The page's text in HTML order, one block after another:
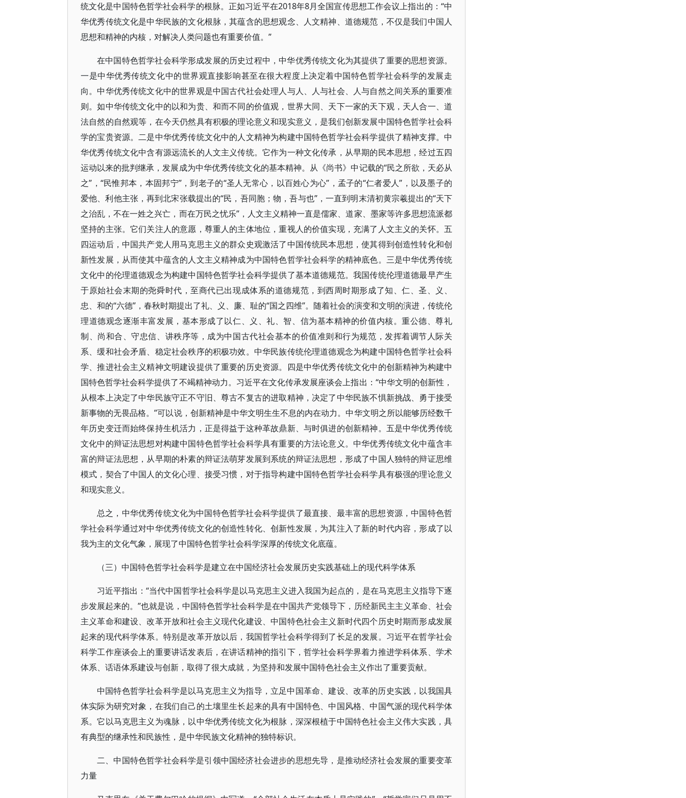
统文化是中国特色哲学社会科学的根脉。正如习近平在2018年8月全国宣传思想工作会议上指出的：“中
华优秀传统文化是中华民族的文化根脉，其蕴含的思想观念、人文精神、道德规范，不仅是我们中国人
思想和精神的内核，对解决人类问题也有重要价值。”
在中国特色哲学社会科学形成发展的历史过程中，中华优秀传统文化为其提供了重要的思想资源。
一是中华优秀传统文化中的世界观直接影响甚至在很大程度上决定着中国特色哲学社会科学的发展走
向。中华优秀传统文化中的世界观是中国古代社会处理人与人、人与社会、人与自然之间关系的重要准
则。如中华传统文化中的以和为贵、和而不同的价值观，世界大同、天下一家的天下观，天人合一、道
法自然的自然观等，在今天仍然具有积极的理论意义和现实意义，是我们创新发展中国特色哲学社会科
学的宝贵资源。二是中华优秀传统文化中的人文精神为构建中国特色哲学社会科学提供了精神支撑。中
华优秀传统文化中含有源远流长的人文主义传统。它作为一种文化传承，从早期的民本思想，经过五四
运动以来的批判继承，发展成为中华优秀传统文化的基本精神。从《尚书》中记载的“民之所欲，天必从
之”，“民惟邦本，本固邦宁”，到老子的“圣人无常心，以百姓心为心”，孟子的“仁者爱人”，以及墨子的
爱他、利他主张，再到北宋张载提出的“民，吾同胞；物，吾与也”，一直到明末清初黄宗羲提出的“天下
之治乱，不在一姓之兴亡，而在万民之忧乐”，人文主义精神一直是儒家、道家、墨家等许多思想流派都
坚持的主张。它们关注人的意愿，尊重人的主体地位，重视人的价值实现，充满了人文主义的关怀。五
四运动后，中国共产党人用马克思主义的群众史观激活了中国传统民本思想，使其得到创造性转化和创
新性发展，从而使其中蕴含的人文主义精神成为中国特色哲学社会科学的精神底色。三是中华优秀传统
文化中的伦理道德观念为构建中国特色哲学社会科学提供了基本道德规范。我国传统伦理道德最早产生
于原始社会末期的尧舜时代，至商代已出现成体系的道德规范，到西周时期形成了知、仁、圣、义、
忠、和的“六德”，春秋时期提出了礼、义、廉、耻的“国之四维”。随着社会的演变和文明的演进，传统伦
理道德观念逐渐丰富发展，基本形成了以仁、义、礼、智、信为基本精神的价值内核。重公德、尊礼
制、尚和合、守忠信、讲秩序等，成为中国古代社会基本的价值准则和行为规范，发挥着调节人际关
系、缓和社会矛盾、稳定社会秩序的积极功效。中华民族传统伦理道德观念为构建中国特色哲学社会科
学、推进社会主义精神文明建设提供了重要的历史资源。四是中华优秀传统文化中的创新精神为构建中
国特色哲学社会科学提供了不竭精神动力。习近平在文化传承发展座谈会上指出：“中华文明的创新性，
从根本上决定了中华民族守正不守旧、尊古不复古的进取精神，决定了中华民族不惧新挑战、勇于接受
新事物的无畏品格。”可以说，创新精神是中华文明生生不息的内在动力。中华文明之所以能够历经数千
年历史变迁而始终保持生机活力，正是得益于这种革故鼎新、与时俱进的创新精神。五是中华优秀传统
文化中的辩证法思想对构建中国特色哲学社会科学具有重要的方法论意义。中华优秀传统文化中蕴含丰
富的辩证法思想，从早期的朴素的辩证法萌芽发展到系统的辩证法思想，形成了中国人独特的辩证思维
模式，契合了中国人的文化心理、接受习惯，对于指导构建中国特色哲学社会科学具有极强的理论意义
和现实意义。
总之，中华优秀传统文化为中国特色哲学社会科学提供了最直接、最丰富的思想资源，中国特色哲
学社会科学通过对中华优秀传统文化的创造性转化、创新性发展，为其注入了新的时代内容，形成了以
我为主的文化气象，展现了中国特色哲学社会科学深厚的传统文化底蕴。
（三）中国特色哲学社会科学是建立在中国经济社会发展历史实践基础上的现代科学体系
习近平指出：“当代中国哲学社会科学是以马克思主义进入我国为起点的，是在马克思主义指导下逐
步发展起来的。”也就是说，中国特色哲学社会科学是在中国共产党领导下，历经新民主主义革命、社会
主义革命和建设、改革开放和社会主义现代化建设、中国特色社会主义新时代四个历史时期而形成发展
起来的现代科学体系。特别是改革开放以后，我国哲学社会科学得到了长足的发展。习近平在哲学社会
科学工作座谈会上的重要讲话发表后，在讲话精神的指引下，哲学社会科学界着力推进学科体系、学术
体系、话语体系建设与创新，取得了很大成就，为坚持和发展中国特色社会主义作出了重要贡献。
中国特色哲学社会科学是以马克思主义为指导，立足中国革命、建设、改革的历史实践，以我国具
体实际为研究对象，在我们自己的土壤里生长起来的具有中国特色、中国风格、中国气派的现代科学体
系。它以马克思主义为魂脉，以中华优秀传统文化为根脉，深深根植于中国特色社会主义伟大实践，具
有典型的继承性和民族性，是中华民族文化精神的独特标识。
二、中国特色哲学社会科学是引领中国经济社会进步的思想先导，是推动经济社会发展的重要变革
力量